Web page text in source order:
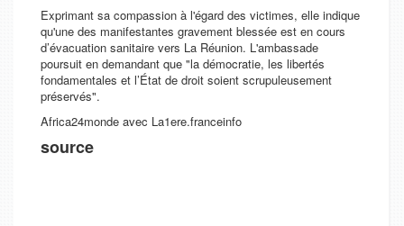
Exprimant sa compassion à l'égard des victimes, elle indique
qu'une des manifestantes gravement blessée est en cours
d’évacuation sanitaire vers La Réunion. L'ambassade
poursuit en demandant que "la démocratie, les libertés
fondamentales et l’État de droit soient scrupuleusement
préservés".
Africa24monde avec La1ere.franceinfo
source